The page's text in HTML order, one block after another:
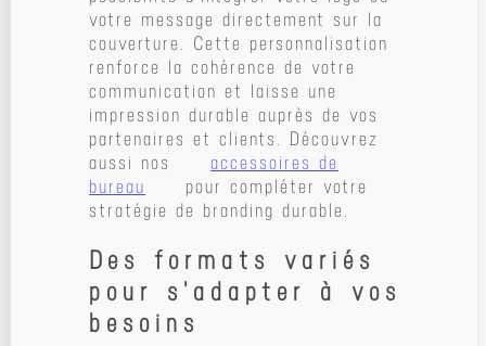
votre message directement sur la
couverture. Cette personnalisation
renforce la cohérence de votre
communication et laisse une
impression durable auprès de vos
partenaires et clients. Découvrez
aussi nos
accessoires de
bureau
pour compléter votre
stratégie de branding durable.
Des formats variés
pour s'adapter à vos
besoins